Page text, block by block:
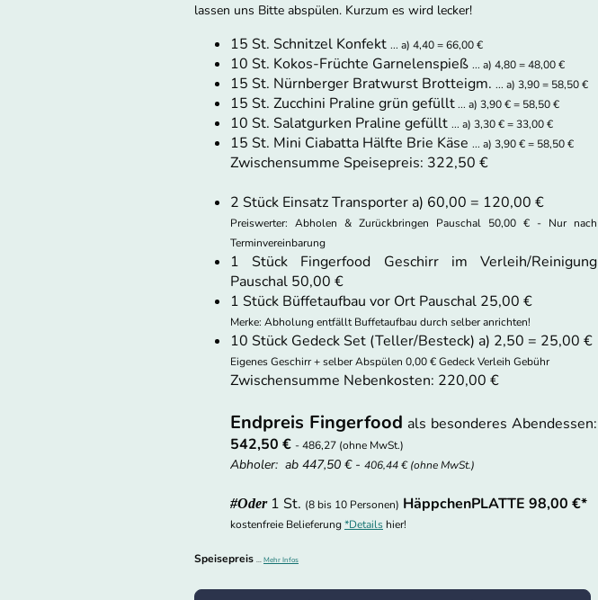
lassen uns Bitte abspülen. Kurzum es wird lecker!
15 St. Schnitzel Konfekt ... a) 4,40 = 66,00 €
10 St. Kokos-Früchte Garnelenspieß ... a) 4,80 = 48,00 €
15 St. Nürnberger Bratwurst Brotteigm. ... a) 3,90 = 58,50 €
15 St. Zucchini Praline grün gefüllt... a) 3,90 € = 58,50 €
10 St. Salatgurken Praline gefüllt ... a) 3,30 € = 33,00 €
15 St. Mini Ciabatta Hälfte Brie Käse ... a) 3,90 € = 58,50 €
Zwischensumme Speisepreis: 322,50 €
2 Stück Einsatz Transporter a) 60,00 = 120,00 €
Preiswerter: Abholen & Zurückbringen Pauschal 50,00 € - Nur nach
Terminvereinbarung
1 Stück Fingerfood Geschirr im Verleih/Reinigung
Pauschal 50,00 €
1 Stück Büffetaufbau vor Ort Pauschal 25,00 €
Merke: Abholung entfällt Buffetaufbau durch selber anrichten!
10 Stück Gedeck Set (Teller/Besteck) a) 2,50 = 25,00 €
Eigenes Geschirr + selber Abspülen 0,00 € Gedeck Verleih Gebühr
Zwischensumme Nebenkosten: 220,00 €
Endpreis Fingerfood als besonderes Abendessen:
542,50 € - 486,27 (ohne MwSt.)
Abholer: ab 447,50 € - 406,44 € (ohne MwSt.)
#Oder1 St. (8 bis 10 Personen) HäppchenPLATTE 98,00 €*
kostenfreie Belieferung*Details hier!
Speisepreis ...Mehr Infos